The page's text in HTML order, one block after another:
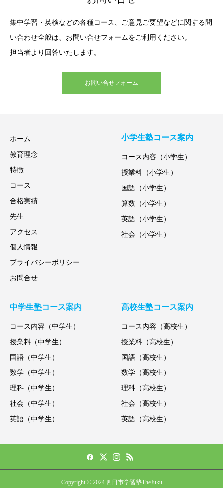
集中学習・英検などの各種コース、ご意見ご要望などに関する問
い合わせ全般は、お問い合せフォームをご利用ください。
担当者より回答いたします。
お問い合せフォーム
ホーム
教育理念
特徴
コース
合格実績
先生
アクセス
個人情報
プライバシーポリシー
お問合せ
小学生塾コース案内
コース内容（小学生）
授業料（小学生）
国語（小学生）
算数（小学生）
英語（小学生）
社会（小学生）
中学生塾コース案内
コース内容（中学生）
授業料（中学生）
国語（中学生）
数学（中学生）
理科（中学生）
社会（中学生）
英語（中学生）
高校生塾コース案内
コース内容（高校生）
授業料（高校生）
国語（高校生）
数学（高校生）
理科（高校生）
社会（高校生）
英語（高校生）
Copyright © 2024 四日市学習塾TheJuku